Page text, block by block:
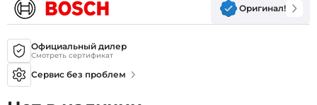
Оригинал!
Официальный дилер
Смотреть сертификат
Сервис без проблем